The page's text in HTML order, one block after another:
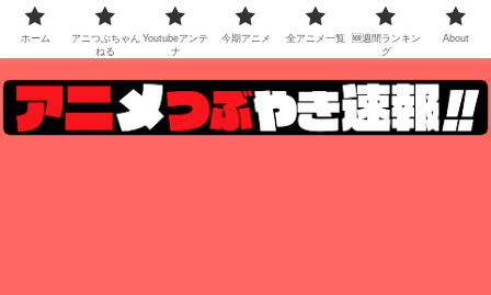
ホーム
アニつぶちゃん
ねる
Youtubeアンテ
ナ
今期アニメ 全アニメ一覧
🆕週間ランキン
グ
About